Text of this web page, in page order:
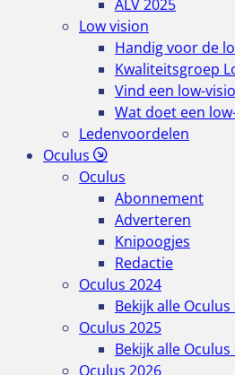
ALV 2025
Low vision
Handig voor de
Kwaliteitsgroep
Vind een low-
Wat doet een
Ledenvoordelen
Oculus
Oculus
Abonnement
Adverteren
Knipoogjes
Redactie
Oculus 2024
Bekijk alle
Oculus 2025
Bekijk alle
Oculus 2026